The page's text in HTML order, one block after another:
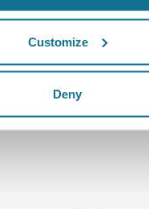
Customize
Deny
支持
联系我们